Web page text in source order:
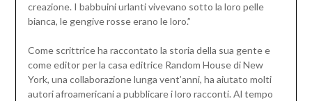
creazione. I babbuini urlanti vivevano sotto la loro pelle
bianca, le gengive rosse erano le loro.”
Come scrittrice ha raccontato la storia della sua gente e
come editor per la casa editrice Random House di New
York, una collaborazione lunga vent’anni, ha aiutato molti
autori afroamericani a pubblicare i loro racconti. Al tempo